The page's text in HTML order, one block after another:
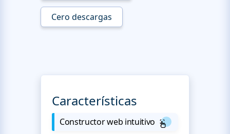
Cero descargas
Características
Constructor web intuitivo